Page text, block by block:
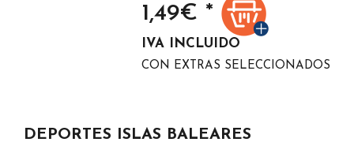
1,49€ *
IVA INCLUIDO
CON EXTRAS SELECCIONADOS
DEPORTES ISLAS BALEARES